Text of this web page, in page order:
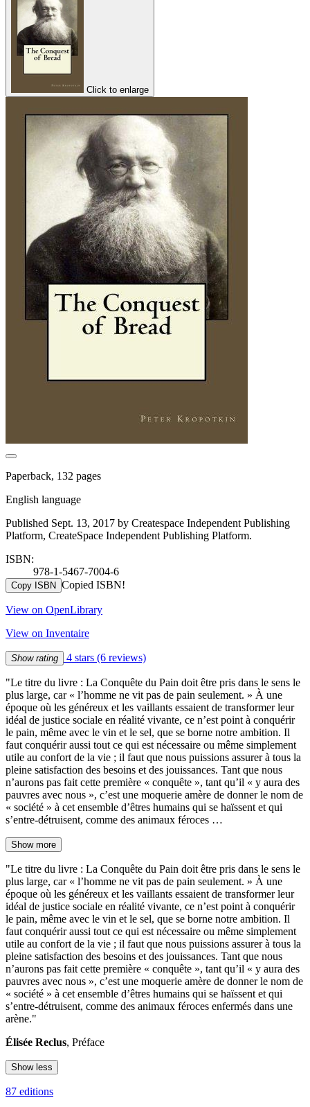
Click to enlarge
Paperback, 132 pages
English language
Published Sept. 13, 2017 by Createspace Independent Publishing
Platform, CreateSpace Independent Publishing Platform.
ISBN:
978-1-5467-7004-6
Copy ISBN Copied ISBN!
View on OpenLibrary
View on Inventaire
Show rating 4 stars (6 reviews)
"Le titre du livre : La Conquête du Pain doit être pris dans le sens le
plus large, car « l’homme ne vit pas de pain seulement. » À une
époque où les généreux et les vaillants essaient de transformer leur
idéal de justice sociale en réalité vivante, ce n’est point à conquérir
le pain, même avec le vin et le sel, que se borne notre ambition. Il
faut conquérir aussi tout ce qui est nécessaire ou même simplement
utile au confort de la vie ; il faut que nous puissions assurer à tous la
pleine satisfaction des besoins et des jouissances. Tant que nous
n’aurons pas fait cette première « conquête », tant qu’il « y aura des
pauvres avec nous », c’est une moquerie amère de donner le nom de
« société » à cet ensemble d’êtres humains qui se haïssent et qui
s’entre-détruisent, comme des animaux féroces …
Show more
"Le titre du livre : La Conquête du Pain doit être pris dans le sens le
plus large, car « l’homme ne vit pas de pain seulement. » À une
époque où les généreux et les vaillants essaient de transformer leur
idéal de justice sociale en réalité vivante, ce n’est point à conquérir
le pain, même avec le vin et le sel, que se borne notre ambition. Il
faut conquérir aussi tout ce qui est nécessaire ou même simplement
utile au confort de la vie ; il faut que nous puissions assurer à tous la
pleine satisfaction des besoins et des jouissances. Tant que nous
n’aurons pas fait cette première « conquête », tant qu’il « y aura des
pauvres avec nous », c’est une moquerie amère de donner le nom de
« société » à cet ensemble d’êtres humains qui se haïssent et qui
s’entre-détruisent, comme des animaux féroces enfermés dans une
arène."
Élisée Reclus, Préface
Show less
87 editions